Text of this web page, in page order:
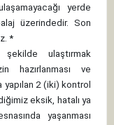
yerde
üzerindedir. Son
*
ulaştırmak
hazırlanması ve
yapılan 2 (iki) kontrol
eksik, hatalı ya
yaşanması